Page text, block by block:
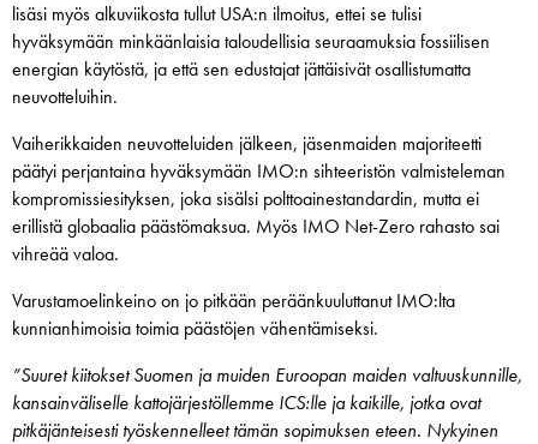
lisäsi myös alkuviikosta tullut USA:n ilmoitus, ettei se tulisi
hyväksymään minkäänlaisia taloudellisia seuraamuksia fossiilisen
energian käytöstä, ja että sen edustajat jättäisivät osallistumatta
neuvotteluihin.
Vaiherikkaiden neuvotteluiden jälkeen, jäsenmaiden majoriteetti
päätyi perjantaina hyväksymään IMO:n sihteeristön valmisteleman
kompromissiesityksen, joka sisälsi polttoainestandardin, mutta ei
erillistä globaalia päästömaksua. Myös IMO Net-Zero rahasto sai
vihreää valoa.
Varustamoelinkeino on jo pitkään peräänkuuluttanut IMO:lta
kunnianhimoisia toimia päästöjen vähentämiseksi.
”Suuret kiitokset Suomen ja muiden Euroopan maiden valtuuskunnille,
kansainväliselle kattojärjestöllemme ICS:lle ja kaikille, jotka ovat
pitkäjänteisesti työskennelleet tämän sopimuksen eteen. Nykyinen